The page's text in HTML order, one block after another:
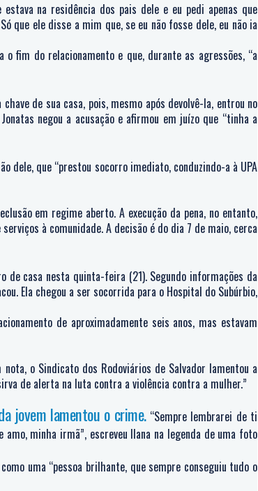
na residência dos pais dele e eu pedi apenas que
que ele disse a mim que, se eu não fosse dele, eu não ia
fim do relacionamento e que, durante as agressões, “a
de sua casa, pois, mesmo após devolvê-la, entrou no
negou a acusação e afirmou em juízo que “tinha a
dele, que “prestou socorro imediato, conduzindo-a à UPA
em regime aberto. A execução da pena, no entanto,
à comunidade. A decisão é do dia 7 de maio, cerca
casa nesta quinta-feira (21). Segundo informações da
Ela chegou a ser socorrida para o Hospital do Subúrbio,
de aproximadamente seis anos, mas estavam
o Sindicato dos Rodoviários de Salvador lamentou a
de alerta na luta contra a violência contra a mulher.”
jovem lamentou o crime.“Sempre lembrarei de ti
minha irmã”, escreveu Ilana na legenda de uma foto
uma “pessoa brilhante, que sempre conseguiu tudo o